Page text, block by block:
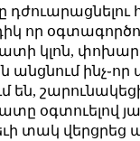
դժուարացնելու
որ
կլոն,
անցնում ինչ֊որ
են,
օգտուելով
տակ վերցրեց